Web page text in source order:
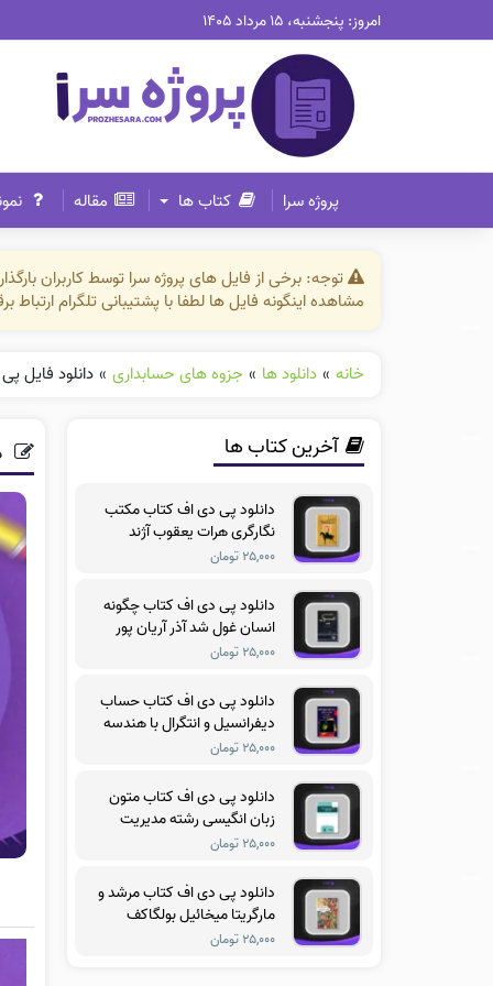
امروز: پنجشنبه، ۱۵ مرداد ۱۴۰۵
پروژه سرا کتاب ها مقاله
توجه: برخی از فایل های پروژه سرا توسط کاربران
مشاهده اینگونه فایل ها لطفا با پشتیبانی تلگرام
خانه » دانلود ها » جزوه های حسابداری » دانلود فایل پی
آخرین کتاب ها
دانلود پی دی اف کتاب مکتب
نگارگری هرات یعقوب آژند
۲۵,۰۰۰ تومان
دانلود پی دی اف کتاب چگونه
انسان غول شد آذر آریان پور
۲۵,۰۰۰ تومان
دانلود پی دی اف کتاب حساب
دیفرانسیل و انتگرال با هندسه
تحلیلی جلد سوم ریچارد
۲۵,۰۰۰ تومان
دانلود پی دی اف کتاب متون
زبان انگیسی رشته مدیریت
آموزشی فریدون یزدانی
۲۵,۰۰۰ تومان
دانلود پی دی اف کتاب مرشد و
مارگریتا میخائیل بولگاکف
۲۵,۰۰۰ تومان